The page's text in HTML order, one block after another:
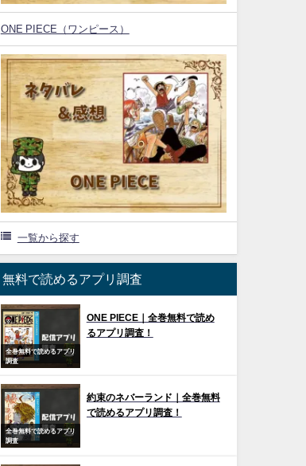
ONE PIECE（ワンピース）
一覧から探す
無料で読めるアプリ調査
全巻無料で読めるアプリ
調査
ONE PIECE｜全巻無料で読め
るアプリ調査！
全巻無料で読めるアプリ
調査
約束のネバーランド｜全巻無料
で読めるアプリ調査！